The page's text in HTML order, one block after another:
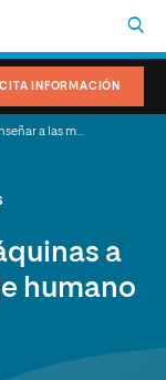
INFORMACIÓN
a
humano